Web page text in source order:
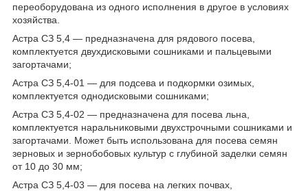
переоборудована из одного исполнения в другое в условиях
хозяйства.
Астра СЗ 5,4 — предназначена для рядового посева,
комплектуется двухдисковыми сошниками и пальцевыми
загортачами;
Астра СЗ 5,4-01 — для подсева и подкормки озимых,
комплектуется однодисковыми сошниками;
Астра СЗ 5,4-02 — предназначена для посева льна,
комплектуется наральниковыми двухстрочными сошниками и
загортачами. Может быть использована для посева семян
зерновых и зернобобовых культур с глубиной заделки семян
от 10 до 30 мм;
Астра СЗ 5,4-03 — для посева на легких почвах,